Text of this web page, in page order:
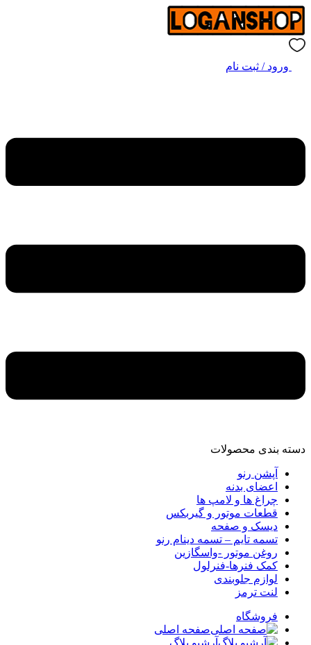
ورود / ثبت نام
دسته‌ بندی محصولات
آپشن رنو
اعضای بدنه
چراغ ها و لامپ ها
قطعات موتور و گیربکس
دیسک و صفحه
تسمه تایم – تسمه دینام رنو
روغن موتور -واسگازین
کمک فنرها-فنرلول
لوازم جلوبندی
لنت ترمز
فروشگاه
صفحه اصلی